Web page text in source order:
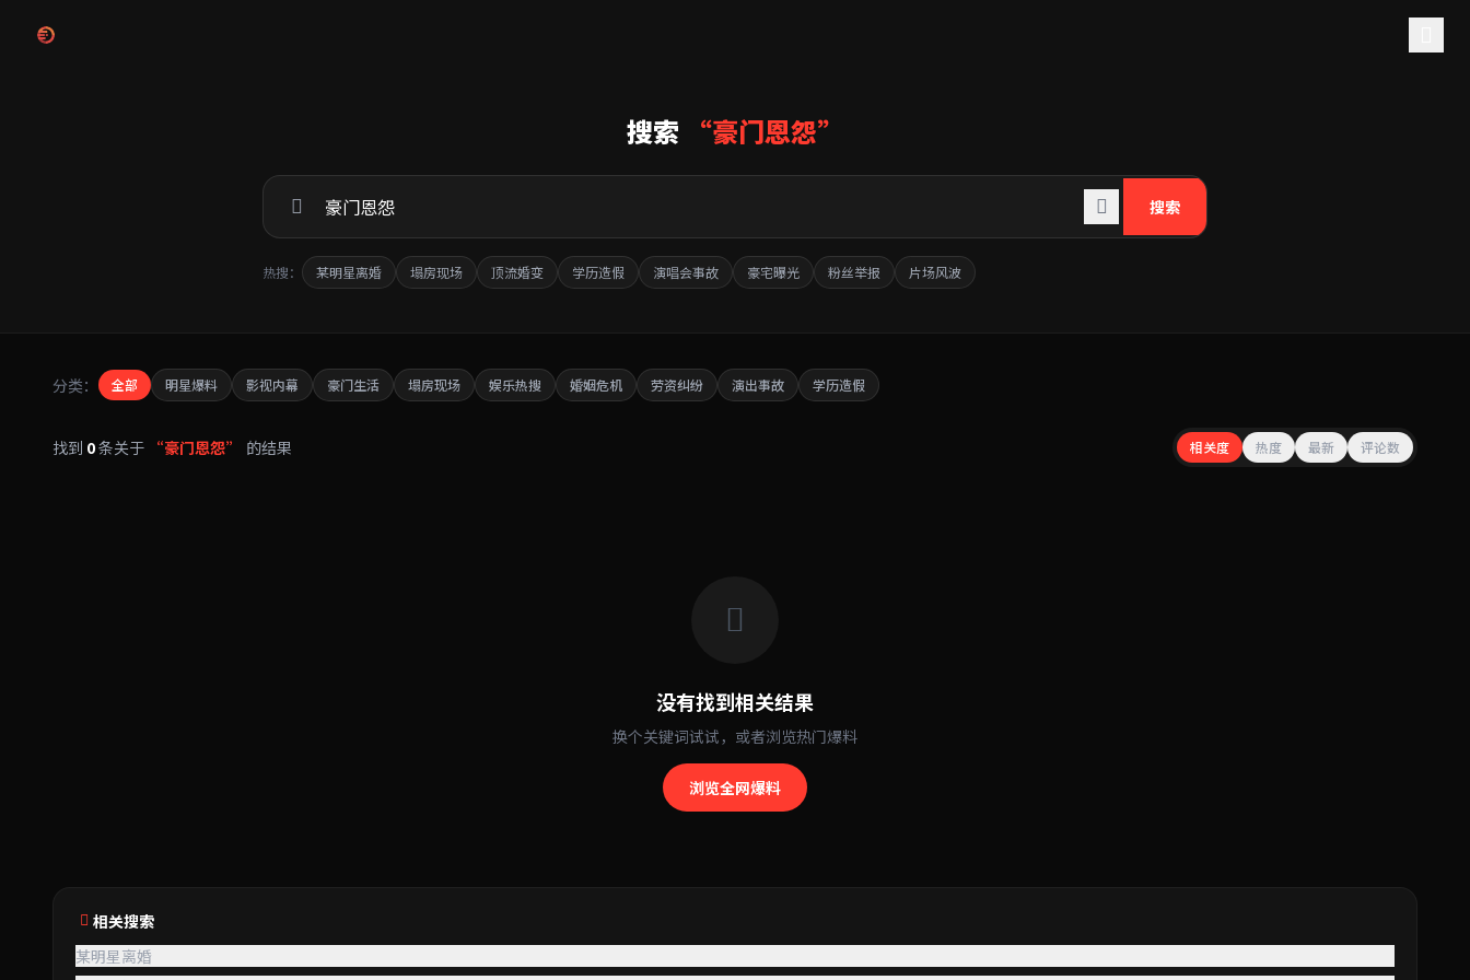
搜索 “豪门恩怨”
搜索
热搜： 某明星离婚 塌房现场 顶流婚变 学历造假 演唱会事故 豪宅曝光 粉丝举报 片场风波
分类： 全部 明星爆料 影视内幕 豪门生活 塌房现场 娱乐热搜 婚姻危机 劳资纠纷 演出事故 学历造假
找到 0条关于 “豪门恩怨” 的结果 相关度 热度 最新 评论数
没有找到相关结果
换个关键词试试，或者浏览热门爆料
浏览全网爆料
相关搜索
某明星离婚